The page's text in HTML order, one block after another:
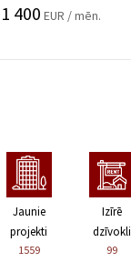
1 400 EUR / mēn.
Jaunie
projekti
1559
Izīrē
dzīvokli
99